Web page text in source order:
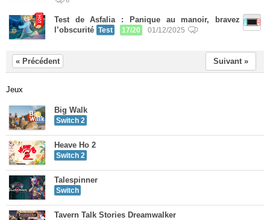
Test de Asfalia : Panique au manoir, bravez
l’obscurité Test 17/20 01/12/2025
« Précédent Suivant »
Jeux
Big Walk
Switch 2
Heave Ho 2
Switch 2
Talespinner
Switch
Tavern Talk Stories Dreamwalker